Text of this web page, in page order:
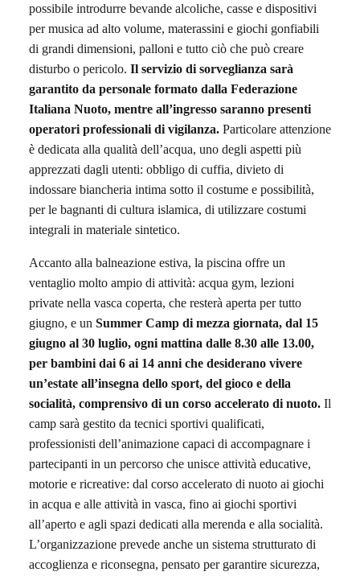
possibile introdurre bevande alcoliche, casse e dispositivi
per musica ad alto volume, materassini e giochi gonfiabili
di grandi dimensioni, palloni e tutto ciò che può creare
disturbo o pericolo. Il servizio di sorveglianza sarà
garantito da personale formato dalla Federazione
Italiana Nuoto, mentre all’ingresso saranno presenti
operatori professionali di vigilanza. Particolare attenzione
è dedicata alla qualità dell’acqua, uno degli aspetti più
apprezzati dagli utenti: obbligo di cuffia, divieto di
indossare biancheria intima sotto il costume e possibilità,
per le bagnanti di cultura islamica, di utilizzare costumi
integrali in materiale sintetico.
Accanto alla balneazione estiva, la piscina offre un
ventaglio molto ampio di attività: acqua gym, lezioni
private nella vasca coperta, che resterà aperta per tutto
giugno, e un Summer Camp di mezza giornata, dal 15
giugno al 30 luglio, ogni mattina dalle 8.30 alle 13.00,
per bambini dai 6 ai 14 anni che desiderano vivere
un’estate all’insegna dello sport, del gioco e della
socialità, comprensivo di un corso accelerato di nuoto. Il
camp sarà gestito da tecnici sportivi qualificati,
professionisti dell’animazione capaci di accompagnare i
partecipanti in un percorso che unisce attività educative,
motorie e ricreative: dal corso accelerato di nuoto ai giochi
in acqua e alle attività in vasca, fino ai giochi sportivi
all’aperto e agli spazi dedicati alla merenda e alla socialità.
L’organizzazione prevede anche un sistema strutturato di
accoglienza e riconsegna, pensato per garantire sicurezza,